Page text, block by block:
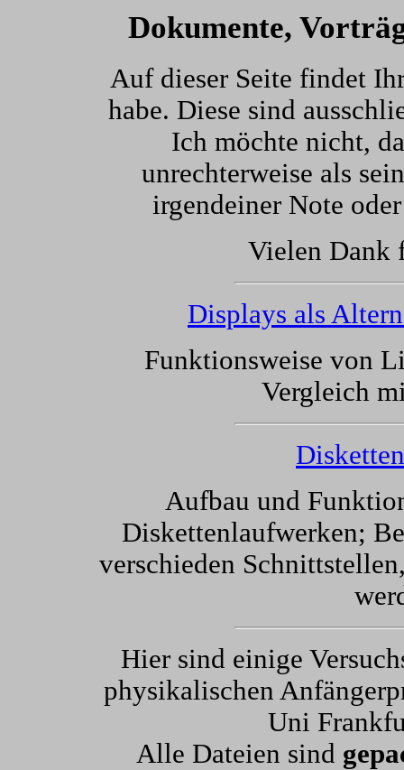
Dokumente,
Auf dieser Seite findet
habe. Diese sind
Ich möchte nicht,
unrechterweise als
irgendeiner Note
Vielen Dank
Displays als
Funktionsweise von
Vergleich
Aufbau und
Diskettenlaufwerken;
verschieden
Hier sind einige
physikalischen
Uni
Alle Dateien sind